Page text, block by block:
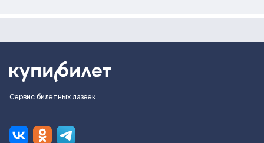
Сервис билетных лазеек